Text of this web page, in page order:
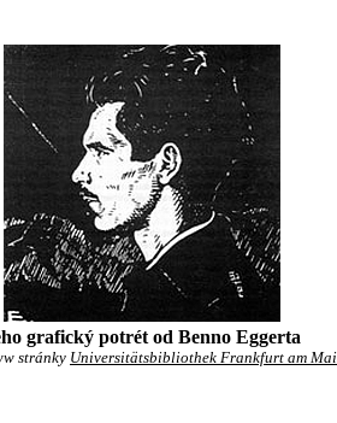
grafický potrét od Benno Eggerta
stránky Universitätsbibliothek Frankfurt am